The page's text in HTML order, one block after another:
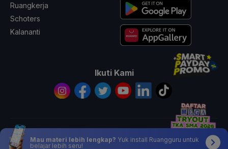
Ruangkerja
Schoters
Kalananti
Ikuti Kami
© 2026 All Rights Reserved PT. Ruang Raya Indonesia
Mau materi lebih lengkap? Yuk install Ruangguru untuk
belajar lebih seru!